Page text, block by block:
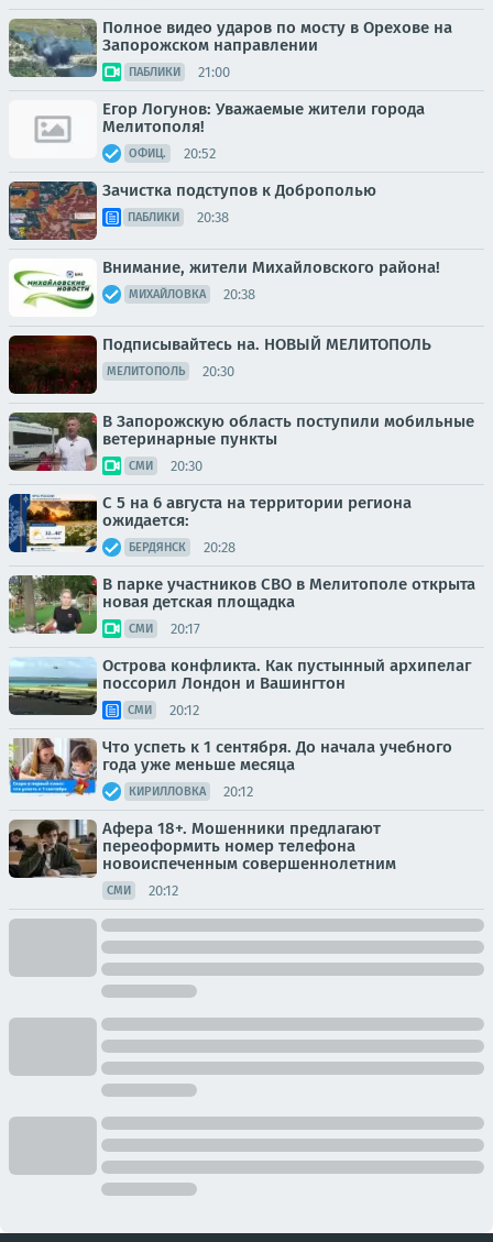
Полное видео ударов по мосту в Орехове на
Запорожском направлении
ПАБЛИКИ 21:00
Егор Логунов: Уважаемые жители города
Мелитополя!
ОФИЦ. 20:52
Зачистка подступов к Доброполью
ПАБЛИКИ 20:38
Внимание, жители Михайловского района!
МИХАЙЛОВКА 20:38
Подписывайтесь на. НОВЫЙ МЕЛИТОПОЛЬ
МЕЛИТОПОЛЬ 20:30
В Запорожскую область поступили мобильные
ветеринарные пункты
СМИ 20:30
С 5 на 6 августа на территории региона
ожидается:
БЕРДЯНСК 20:28
В парке участников СВО в Мелитополе открыта
новая детская площадка
СМИ 20:17
Острова конфликта. Как пустынный архипелаг
поссорил Лондон и Вашингтон
СМИ 20:12
Что успеть к 1 сентября. До начала учебного
года уже меньше месяца
КИРИЛЛОВКА 20:12
Афера 18+. Мошенники предлагают
переоформить номер телефона
новоиспеченным совершеннолетним
СМИ 20:12